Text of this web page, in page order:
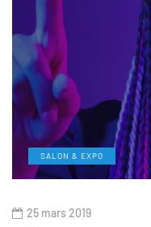
SALON & EXPO
25 mars 2019